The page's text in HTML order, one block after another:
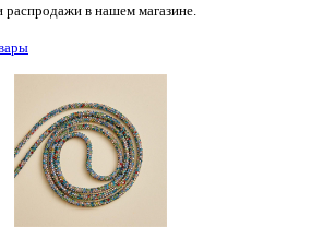
распродажи в нашем магазине.